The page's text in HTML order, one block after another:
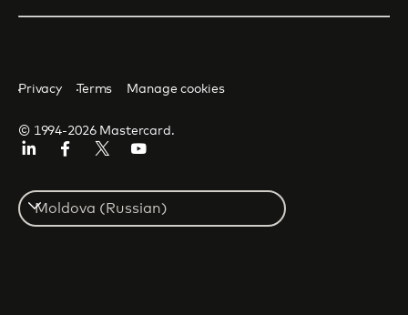
© 1994-2026 Mastercard.
Privacy Terms Manage cookies
Select
a
country